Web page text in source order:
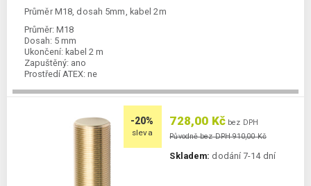
Průměr M18, dosah 5mm, kabel 2m
Průměr: M18
Dosah: 5 mm
Ukončení: kabel 2 m
Zapuštěný: ano
Prostředí ATEX: ne
-20%
sleva
728,00 Kč bez DPH
Původně bez DPH 910,00 Kč
Skladem: dodání 7-14 dní